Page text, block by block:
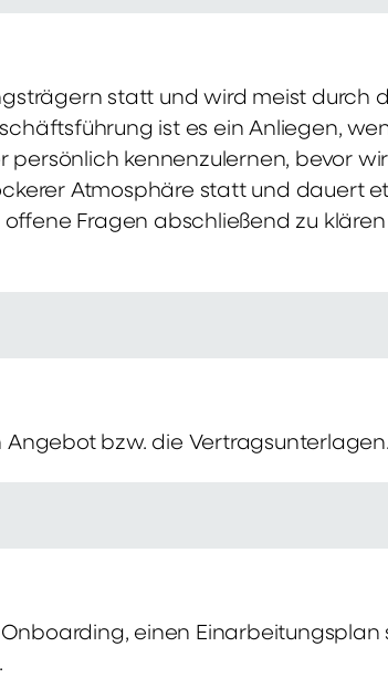
statt und wird meist durch
ist es ein Anliegen,
kennenzulernen, bevor
Atmosphäre statt und dauert
Fragen abschließend zu
Angebot bzw. die Vertragsunterlagen.
einen Einarbeitungsplan